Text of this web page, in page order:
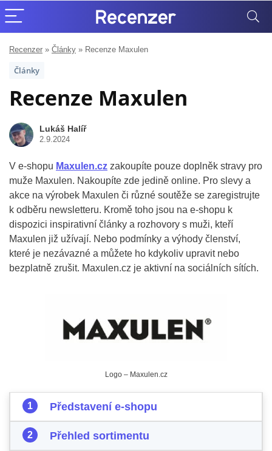
Recenzer » Články » Recenze Maxulen
Články
Recenze Maxulen
Lukáš Halíř
2.9.2024
V e-shopu Maxulen.cz zakoupíte pouze doplněk stravy pro
muže Maxulen. Nakoupíte zde jedině online. Pro slevy a
akce na výrobek Maxulen či různé soutěže se zaregistrujte
k odběru newsletteru. Kromě toho jsou na e-shopu k
dispozici inspirativní články a rozhovory s muži, kteří
Maxulen již užívají. Nebo podmínky a výhody členství,
které je nezávazné a můžete ho kdykoliv upravit nebo
bezplatně zrušit. Maxulen.cz je aktivní na sociálních sítích.
Logo – Maxulen.cz
Představení e-shopu
Přehled sortimentu